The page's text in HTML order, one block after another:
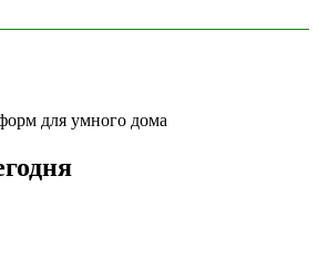
для умного дома